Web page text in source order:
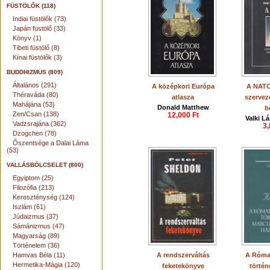
FÜSTÖLŐK (118)
Indiai füstölők (73)
Japán füstölő (33)
Könyv (1)
Tibeti füstölő (8)
Kínai füstölők (3)
BUDDHIZMUS (809)
Általános (291)
Théraváda (80)
Mahájána (53)
Zen/Csan (138)
Vadzsrajána (362)
Dzogchen (78)
Őszentsége a Dalai Láma
(53)
VALLÁSBÖLCSELET (800)
Egyiptom (25)
Filozófia (213)
Kereszténység (124)
Iszlám (61)
Júdaizmus (37)
Sámánizmus (47)
Magyarság (89)
Történelem (36)
Hamvas Béla (11)
Hermetika-Mágia (120)
A középkori Európa
atlasza
Donald Matthew
12,000 Ft
A
Valki
A rendszerváltás
feketekönyve
A